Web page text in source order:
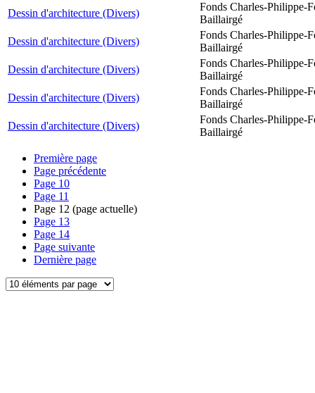
Dessin d'architecture (Divers)
Fonds Charles-Philippe-
Baillairgé
Dessin d'architecture (Divers)
Fonds Charles-Philippe-
Baillairgé
Dessin d'architecture (Divers)
Fonds Charles-Philippe-
Baillairgé
Dessin d'architecture (Divers)
Fonds Charles-Philippe-
Baillairgé
Dessin d'architecture (Divers)
Fonds Charles-Philippe-
Baillairgé
Première page
Page précédente
Page 10
Page 11
Page 12 (page actuelle)
Page 13
Page 14
Page suivante
Dernière page